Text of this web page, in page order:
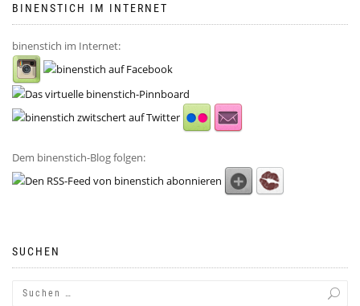
BINENSTICH IM INTERNET
binenstich im Internet:
Dem binenstich-Blog folgen:
SUCHEN